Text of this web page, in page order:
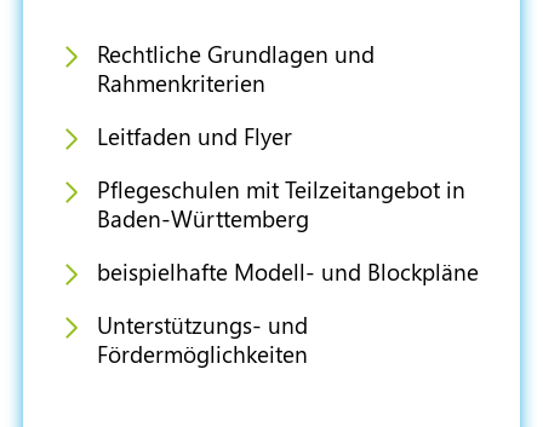
Rechtliche Grundlagen und
Rahmenkriterien
Leitfaden und Flyer
Pflegeschulen mit Teilzeitangebot in
Baden-Württemberg
beispielhafte Modell- und Blockpläne
Unterstützungs- und
Fördermöglichkeiten